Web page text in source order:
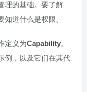
理的基础。要了解
道什么是权限。
定义为Capability。
例，以及它们在其代